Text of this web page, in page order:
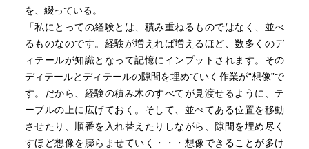
これは、小説を書くのにも同じことが言えると思いまし
書けば技術は磨かれるし、鍛えられる部分はあるけれど、
書いた経験がそのまま次回に役に立つどころではなく、
想像力を奪ってしまうことになる。
そのため、経験は道具の一つくらいのものであり、
想像力こそを豊かにもってゼロから組み立てていく。
ほんとうにこれは、登山と小説の執筆の共通点だと思いま
を、綴っている。
「私にとっての経験とは、積み重ねるものではなく、並べ
るものなのです。経験が増えれば増えるほど、数多くのデ
ィテールが知識となって記憶にインプットされます。その
ディテールとディテールの隙間を埋めていく作業が“想像”で
す。だから、経験の積み木のすべてが見渡せるように、テ
ーブルの上に広げておく。そして、並べてある位置を移動
させたり、順番を入れ替えたりしながら、隙間を埋め尽く
すほど想像を膨らませていく・・・想像できることが多け